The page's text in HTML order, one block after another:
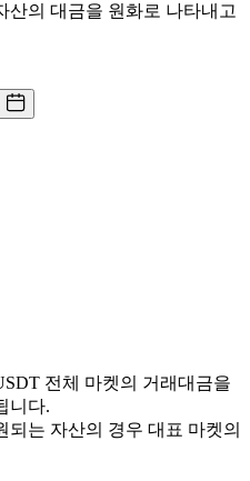
산의 대금을 원화로 나타내고
전체 마켓의 거래대금을
니다.
되는 자산의 경우 대표 마켓의